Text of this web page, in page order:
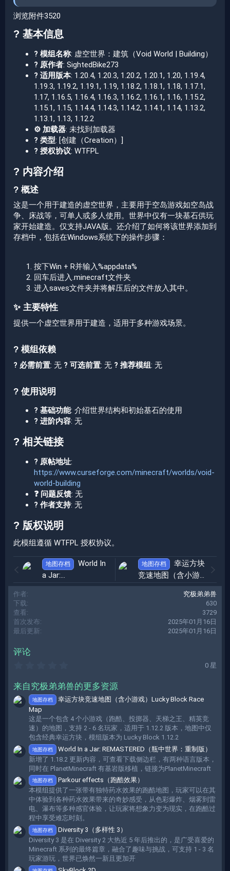
浏览附件3520
? 基本信息​
? 模组名称: 虚空世界：建筑（Void World | Building）
? 原作者: SightedBike273
? 适用版本: 1.20.4, 1.20.3, 1.20.2, 1.20.1, 1.20, 1.19.4,
1.19.3, 1.19.2, 1.19.1, 1.19, 1.18.2, 1.18.1, 1.18, 1.17.1,
1.17, 1.16.5, 1.16.4, 1.16.3, 1.16.2, 1.16.1, 1.16, 1.15.2,
1.15.1, 1.15, 1.14.4, 1.14.3, 1.14.2, 1.14.1, 1.14, 1.13.2,
1.13.1, 1.13, 1.12.2
⚙️ 加载器: 未找到加载器
? 类型: [创建（Creation）]
? 授权协议: WTFPL
? 内容介绍​
? 概述​
这是一个用于建造的虚空世界，主要用于空岛游戏如空岛战
争、床战等，可单人或多人使用。世界中仅有一块基石供玩
家开始建造。仅支持JAVA版。还介绍了如何将该世界添加到
存档中，包括在Windows系统下的操作步骤：
按下Win + R并输入%appdata%
回车后进入.minecraft文件夹
进入saves文件夹并将解压后的文件放入其中。
✨ 主要特性​
提供一个虚空世界用于建造，适用于多种游戏场景。
? 模组依赖​
? 必需前置: 无 ? 可选前置: 无 ? 推荐模组: 无
? 使用说明​
? 基础功能: 介绍世界结构和初始基石的使用
?️ 进阶内容: 无
? 相关链接​
? 原帖地址:
https://www.curseforge.com/minecraft/worlds/void-
world-building
❓ 问题反馈: 无
? 作者支持: 无
? 版权说明​
此模组遵循 WTFPL 授权协议。
地图存档
World In
a Jar:
REMASTERED（瓶
地图存档
幸运方块
竞速地图（含小游
戏）Lucky Block
2025-01-
作者
究极弟弟兽
下载
630
查看
3729
首次发布
2025年01月16日
最后更新
2025年01月16日
评论
0
星
0 星
来自究极弟弟兽的更多资源
地图存档
幸运方块竞速地图（含小游戏）Lucky Block Race
Map
这是一个包含 4 个小游戏（跑酷、投掷器、天梯之王、精英竞
速）的地图，支持 2 - 6 名玩家，适用于 1.12.2 版本，地图中仅
包含经典幸运方块，模组版本为 Lucky Block 1.12.2
地图存档
World In a Jar: REMASTERED（瓶中世界：重制版）
新增了 1.18.2 更新内容，可查看下载侧边栏，有两种语言版本，
同时在 PlanetMinecraft 有基岩版移植，链接为PlanetMinecraft
地图存档
Parkour effects（跑酷效果）
本模组提供了一张带有独特药水效果的跑酷地图，玩家可以在其
中体验到各种药水效果带来的奇妙感受，从色彩爆炸、烟雾到雷
电、瀑布等多种感官体验，让玩家将想象力变为现实，在跑酷过
程中享受难忘时刻。
地图存档
Diversity 3（多样性 3）
Diversity 3 是在 Diversity 2 大热近 5 年后推出的，是广受喜爱的
Minecraft 系列的最终篇章，融合了趣味与挑战，可支持 1 - 3 名
玩家游玩，世界已焕然一新且更加开